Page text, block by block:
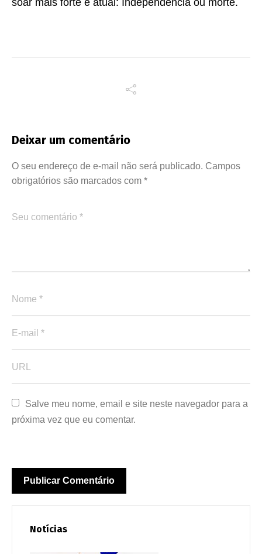
soar mais forte e atual: Independência ou morte.
Deixar um comentário
O seu endereço de e-mail não será publicado. Campos
obrigatórios são marcados com *
Salve meu nome, email e site neste navegador para a
próxima vez que eu comentar.
Notícias